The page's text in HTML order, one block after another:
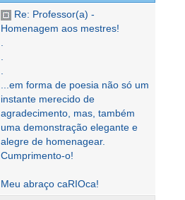
Re: Professor(a) -
Homenagem aos mestres!
...em forma de poesia não só um
instante merecido de
agradecimento, mas, também
uma demonstração elegante e
alegre de homenagear.
Cumprimento-o!
Meu abraço caRIOca!